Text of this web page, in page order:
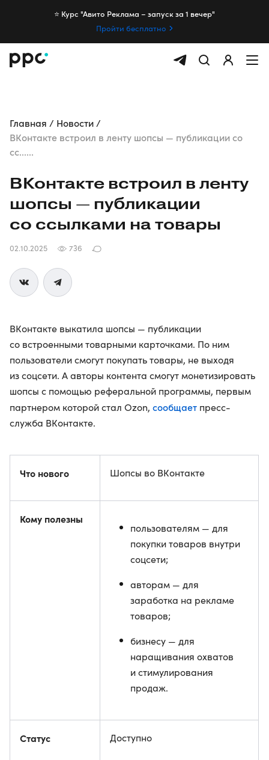
⭐️ Курс "Авито Реклама – запуск за 1 вечер"
Пройти бесплатно
Главная
Новости
ВКонтакте встроил в ленту шопсы — публикации со
сс......
ВКонтакте встроил в ленту
шопсы — публикации
со ссылками на товары
02.10.2025 736
ВКонтакте выкатила шопсы — публикации
со встроенными товарными карточками. По ним
пользователи смогут покупать товары, не выходя
из соцсети. А авторы контента смогут монетизировать
шопсы с помощью реферальной программы, первым
партнером которой стал Ozon, сообщает пресс-
служба ВКонтакте.
Что нового Шопсы во ВКонтакте
Кому полезны
пользователям — для
покупки товаров внутри
соцсети;
авторам — для
заработка на рекламе
товаров;
бизнесу — для
наращивания охватов
и стимулирования
продаж.
Статус Доступно